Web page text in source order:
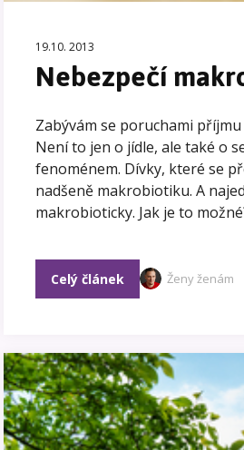
19.10. 2013
Nebezpečí
Zabývám se poruchami
Není to jen o jídle, ale také o
fenoménem. Dívky, které se
nadšeně makrobiotiku. A
makrobioticky. Jak je to
Celý článek Ženy ženám